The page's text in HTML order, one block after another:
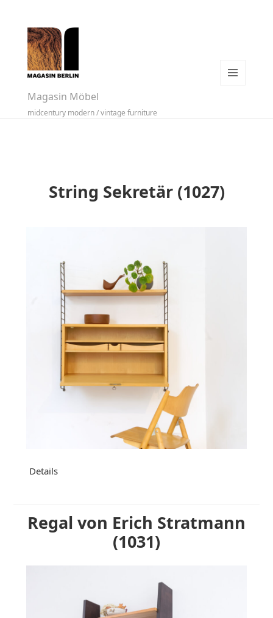
Magasin Möbel
midcentury modern / vintage furniture
String Sekretär (1027)
Details
Regal von Erich Stratmann
(1031)